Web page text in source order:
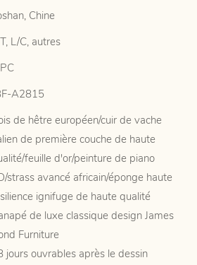
Chine
L/C, autres
A2815
de hêtre européen/cuir de vache
de première couche de haute
feuille d'or/peinture de piano
strass avancé africain/éponge haute
ignifuge de haute qualité
de luxe classique design James
Furniture
jours ouvrables après le dessin